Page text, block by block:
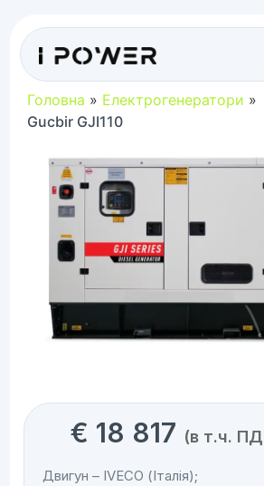
Головна » Електрогенератори »
Gucbir GJI110
€ 18 817 (в т.ч.
Двигун – IVECO (Італія);